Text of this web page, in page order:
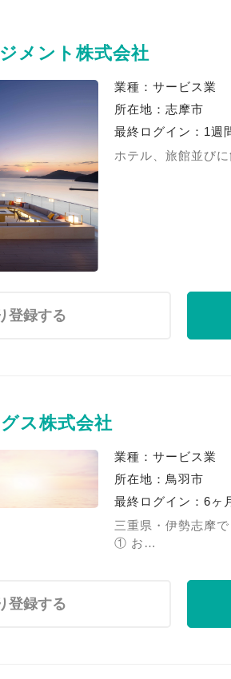
メント株式会社
業種：サービス業
所在地：志摩市
最終ログイン：1週
ホテル、旅館並び
登録する
ス株式会社
業種：サービス業
所在地：鳥羽市
最終ログイン：6ヶ
三重県・伊勢志摩
① お…
登録する